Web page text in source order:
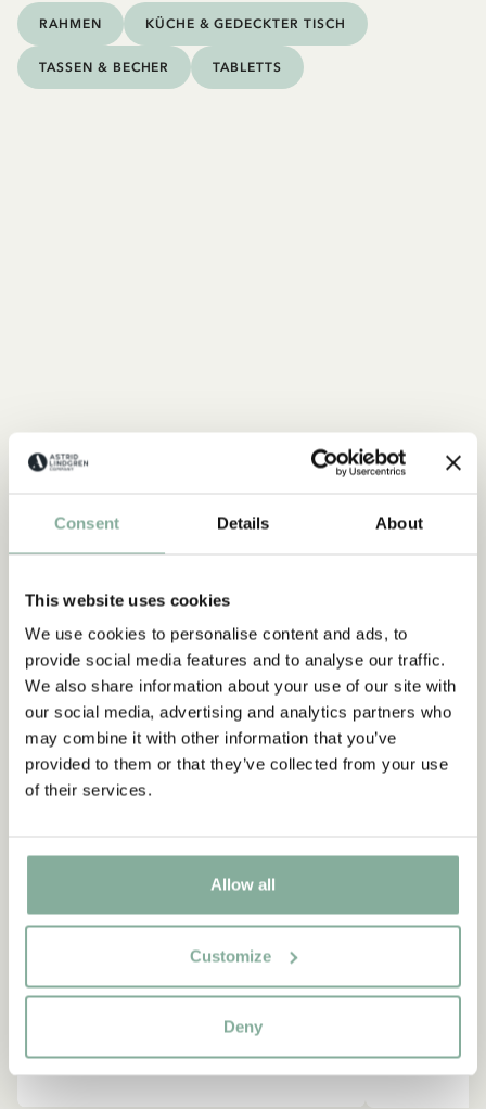
Consent Details About
This website uses cookies
We use cookies to personalise content and ads, to
provide social media features and to analyse our traffic.
We also share information about your use of our site with
our social media, advertising and analytics partners who
may combine it with other information that you’ve
provided to them or that they’ve collected from your use
of their services.
Allow all
Customize
Deny
RAHMEN KÜCHE & GEDECKTER TISCH
TASSEN & BECHER TABLETTS
SHOP
Mio
ALLES MIT MIO